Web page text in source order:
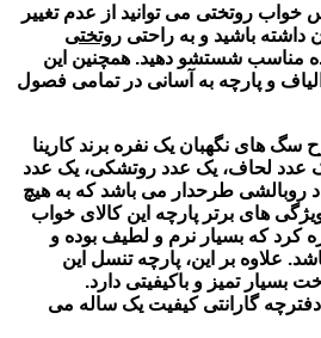
روتختی می توانید از عدم تغییر
باشید و به راحتی روتختی
مناسب شستشو دهید. همچنین این
و پارچه به آسانی در تمامی فصول
سگ های نگهبان یک نفره برند کارینا
عدد لحاف، یک عدد روتشکی، یک عدد
روبالشی طرحدار می باشد که به هیچ
های برتر پارچه این کالای خواب
کرد که بسیار نرم و لطیف بوده و
علاوه بر این، پارچه تنسل این
بسیار تمیز و باکیفیتی دارد.
گارانتی کیفیت یک ساله می